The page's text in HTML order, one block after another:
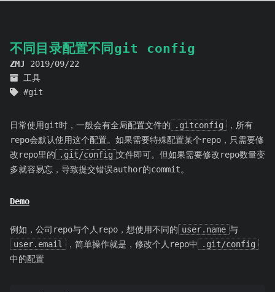
不同目录配置不同git config
ZMJ
2019/09/22
工具
git
日常使用git时，一般会有全局配置文件的 .gitconfig
，所有
repo会默认使用这个配置。如果需要特殊配置某个repo，只需要修
改repo里的
.git/config 文件即可。但如果需要修改repo数量变
多就容易忘，导致提交错误author的commit。
Demo
例如，公司repo与个人repo，想使用不同的 user.name 与
user.email
，简单操作就是，修改个人repo中
.git/config
中的配置